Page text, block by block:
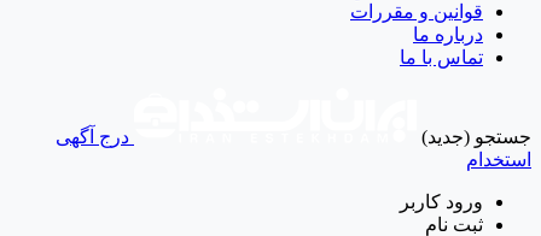
قوانین و مقررات
درباره ما
تماس با ما
جستجو (جدید)
درج آگهی
استخدام
ورود کاربر
ثبت نام